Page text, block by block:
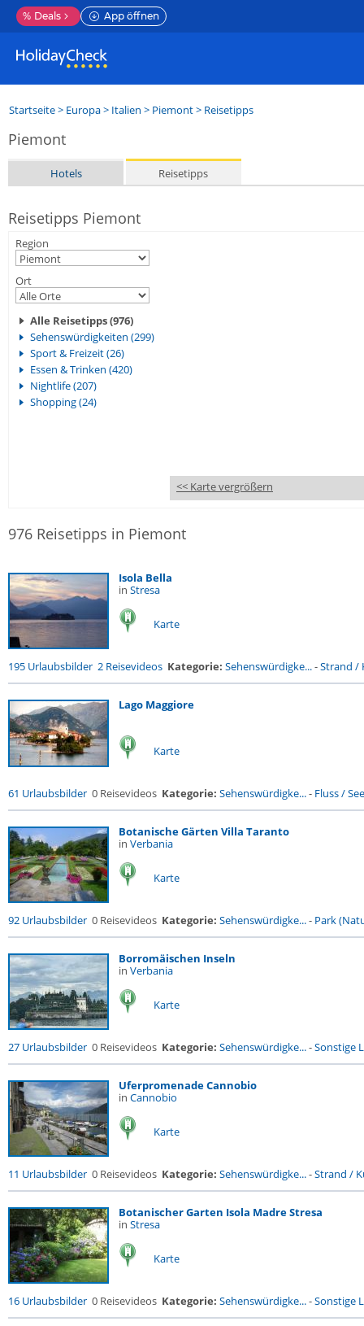
% Deals App öffnen
Startseite> Europa> Italien > Piemont> Reisetipps
Piemont
Hotels Reisetipps
Reisetipps Piemont
Region
Ort
Alle Reisetipps (976)
Sehenswürdigkeiten (299)
Sport & Freizeit (26)
Essen & Trinken (420)
Nightlife (207)
Shopping (24)
<< Karte vergrößern
976 Reisetipps in Piemont
Isola Bella
in Stresa
Karte
195 Urlaubsbilder 2 Reisevideos Kategorie: Sehenswürdigke...-Strand /
Lago Maggiore
Karte
61 Urlaubsbilder 0 Reisevideos Kategorie: Sehenswürdigke...- Fluss /
Botanische Gärten Villa Taranto
in Verbania
Karte
92 Urlaubsbilder 0 Reisevideos Kategorie: Sehenswürdigke...- Park
Borromäischen Inseln
in Verbania
Karte
27 Urlaubsbilder 0 Reisevideos Kategorie: Sehenswürdigke...-Sonstige
Uferpromenade Cannobio
in Cannobio
Karte
11 Urlaubsbilder 0 Reisevideos Kategorie: Sehenswürdigke...-Strand /
Botanischer Garten Isola Madre Stresa
in Stresa
Karte
16 Urlaubsbilder 0 Reisevideos Kategorie: Sehenswürdigke...-Sonstige